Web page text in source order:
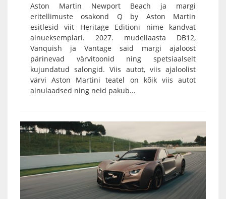
Aston Martin Newport Beach ja margi
eritellimuste osakond Q by Aston Martin
esitlesid viit Heritage Editioni nime kandvat
ainueksemplari. 2027. mudeliaasta DB12,
Vanquish ja Vantage said margi ajaloost
pärinevad värvitoonid ning spetsiaalselt
kujundatud salongid. Viis autot, viis ajaloolist
värvi Aston Martini teatel on kõik viis autot
ainulaadsed ning neid pakub...